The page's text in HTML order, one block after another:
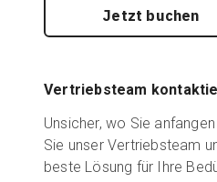
Jetzt buchen
Vertriebsteam
Unsicher, wo Sie
Sie unser Vertriebsteam
beste Lösung für Ihre